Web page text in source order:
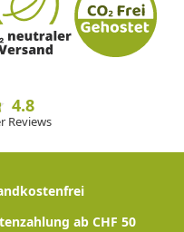
4.8
Reviews
ab CHF 50